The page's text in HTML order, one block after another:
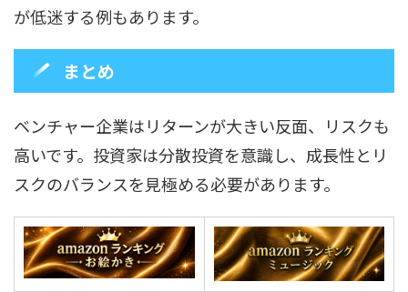
が低迷する例もあります。
まとめ
ベンチャー企業はリターンが大きい反面、リスクも
高いです。投資家は分散投資を意識し、成長性とリ
スクのバランスを見極める必要があります。